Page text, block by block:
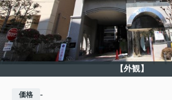
【外観】
価格 -